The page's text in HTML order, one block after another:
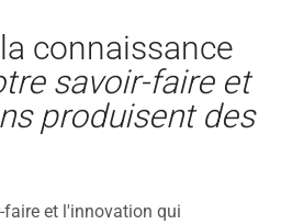
connaissance
savoir-faire et
produisent des
et l'innovation qui